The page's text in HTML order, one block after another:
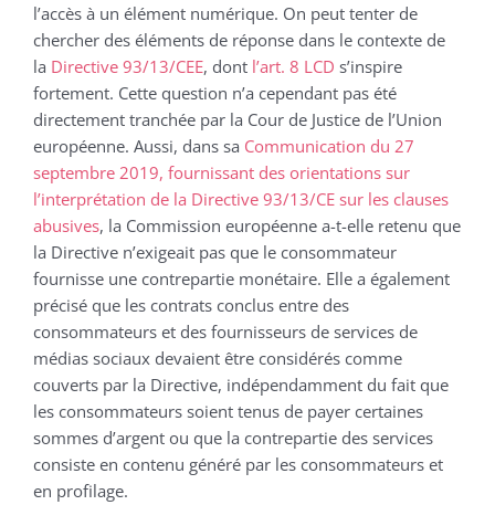
l’accès à un élément numérique. On peut tenter de
chercher des éléments de réponse dans le contexte de
la Directive 93/13/CEE, dont l’art. 8 LCD s’inspire
fortement. Cette question n’a cependant pas été
directement tranchée par la Cour de Justice de l’Union
européenne. Aussi, dans sa Communication du 27
septembre 2019, fournissant des orientations sur
l’interprétation de la Directive 93/13/CE sur les clauses
abusives, la Commission européenne a-t-elle retenu que
la Directive n’exigeait pas que le consommateur
fournisse une contrepartie monétaire. Elle a également
précisé que les contrats conclus entre des
consommateurs et des fournisseurs de services de
médias sociaux devaient être considérés comme
couverts par la Directive, indépendamment du fait que
les consommateurs soient tenus de payer certaines
sommes d’argent ou que la contrepartie des services
consiste en contenu généré par les consommateurs et
en profilage.